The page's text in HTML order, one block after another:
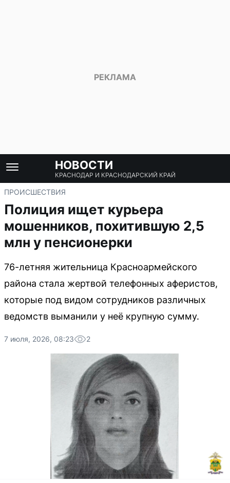
НОВОСТИ
КРАСНОДАР И КРАСНОДАРСКИЙ КРАЙ
ПРОИСШЕСТВИЯ
Полиция ищет курьера
мошенников, похитившую 2,5
млн у пенсионерки
76-летняя жительница Красноармейского
района стала жертвой телефонных аферистов,
которые под видом сотрудников различных
ведомств выманили у неё крупную сумму.
7 июля, 2026, 08:23 2